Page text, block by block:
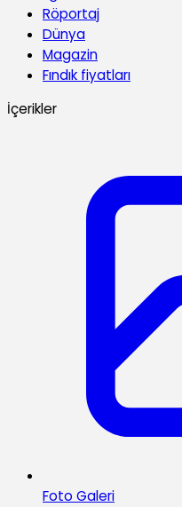
Röportaj
Dünya
Magazin
Fındık fiyatları
İçerikler
Foto Galeri